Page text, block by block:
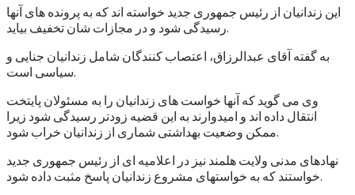
این زندانیان از رئیس جمهوری جدید خواسته اند که به پرونده های آنها
رسیدگی شود و در مجازات شان تخفیف بیاید.
به گفته آقای عبدالرزاق، اعتصاب کنندگان شامل زندانیان جنایی و
سیاسی است.
وی می گوید که آنها خواست های زندانیان را به مسئولان پایتخت
انتقال داده اند و امیدوارند به این قضیه زودتر رسیدگی شود زیرا
ممکن وضعیت بهداشتی شماری از زندانیان خراب شود.
نهادهای مدنی ولایت هلمند نیز در اعلامیه ای از رئیس جمهوری جدید
خواستند که به خواستهای مشروع زندانیان پاسخ مثبت داده شود.